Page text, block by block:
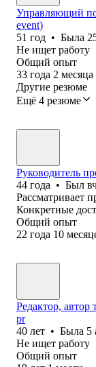
Управляющий
event)
51 год • Была
Не ищет работу
Общий опыт
33 года 2 месяца
Другие резюме
Ещё 4 резюме
Руководитель
44 года • Был
Рассматривает
Конкретные
Общий опыт
22 года 10
Редактор, автор
pr
40 лет • Была 5
Не ищет работу
Общий опыт